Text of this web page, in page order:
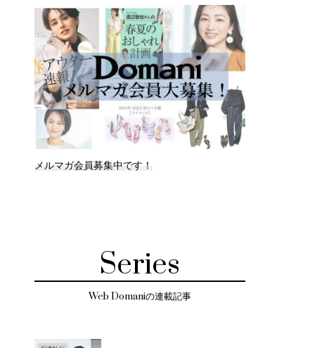
メルマガ会員募集中です！
Series
Web Domaniの連載記事